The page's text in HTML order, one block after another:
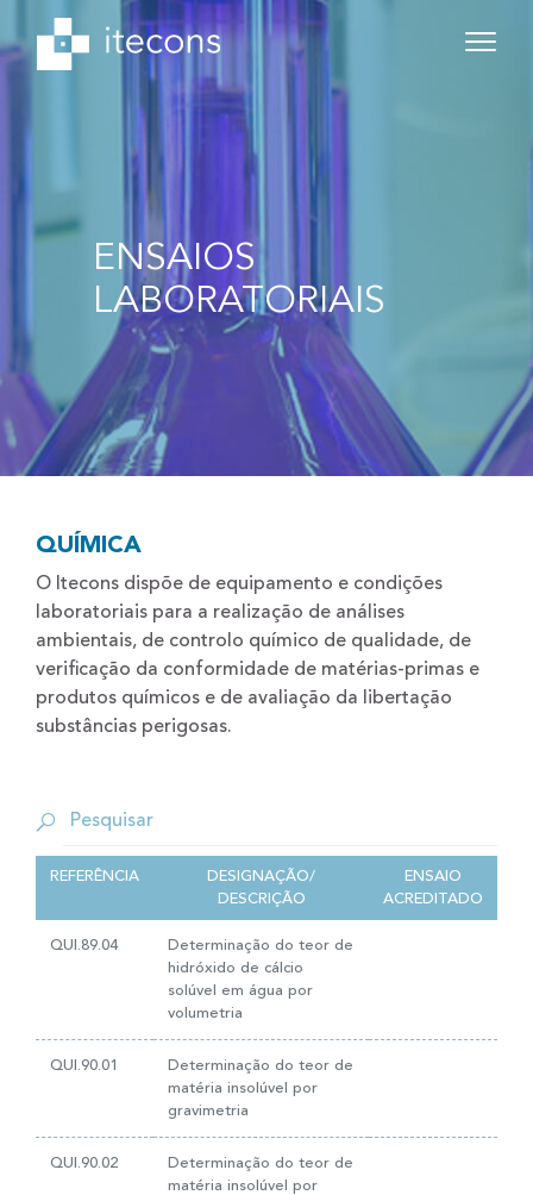
ENSAIOS
LABORATORIAIS
QUÍMICA
O Itecons dispõe de equipamento e condições
laboratoriais para a realização de análises
ambientais, de controlo químico de qualidade, de
verificação da conformidade de matérias-primas e
produtos químicos e de avaliação da libertação
substâncias perigosas.
REFERÊNCIA
DESIGNAÇÃO/
DESCRIÇÃO
ENSAIO
ACREDITADO
QUI.89.04
Determinação do teor de
hidróxido de cálcio
solúvel em água por
volumetria
QUI.90.01
Determinação do teor de
matéria insolúvel por
gravimetria
QUI.90.02
Determinação do teor de
matéria insolúvel por